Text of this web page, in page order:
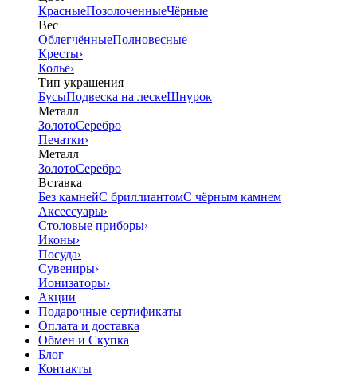
КрасныеПозолоченныеЧёрные
Вес
ОблегчённыеПолновесные
Кресты›
Колье›
Тип украшения
БусыПодвеска на лескеШнурок
Металл
ЗолотоСеребро
Печатки›
Металл
ЗолотоСеребро
Вставка
Без камнейС бриллиантомС чёрным камнем
Аксессуары›
Столовые приборы›
Иконы›
Посуда›
Сувениры›
Ионизаторы›
Акции
Подарочные сертификаты
Оплата и доставка
Обмен и Скупка
Блог
Контакты